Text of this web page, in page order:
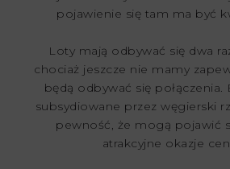
pojawienie się tam ma być
Loty mają odbywać się dwa
chociaż jeszcze nie mamy
będą odbywać się połączenia.
subsydiowane przez węgierski
pewność, że mogą pojawić
atrakcyjne okazje